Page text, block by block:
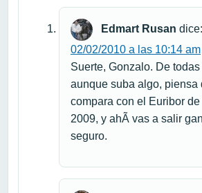
Edmart Rusan dice:
02/02/2010 a las 10:14 am
Suerte, Gonzalo. De todas
aunque suba algo, piensa
compara con el Euribor
2009, y ahÃ­ vas a salir
seguro.